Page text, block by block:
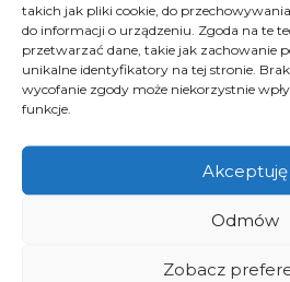
takich jak pliki cookie, do
do informacji o urządzeniu. Zgoda na te
przetwarzać dane, takie jak zachowanie
unikalne identyfikatory na tej stronie.
wycofanie zgody może niekorzystnie
funkcje.
Akceptuję
Odmów
Zobacz
umocowany, musi mieścić
zasięgu stosunku zlecenia.
swój udział w sprawie i musi
stosunku prawnego, na
z upoważnienia strony.
zobowiązany jest przedstawić
mieści się w ramach tego